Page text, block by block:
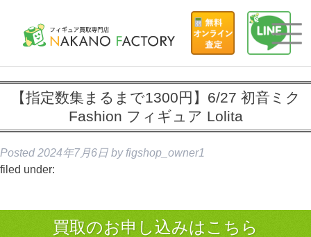
【指定数集まるまで1300円】6/27 初音ミク
Fashion フィギュア Lolita
Posted 2024年7月6日 by figshop_owner1
filed under:
買取のお申し込みはこちら